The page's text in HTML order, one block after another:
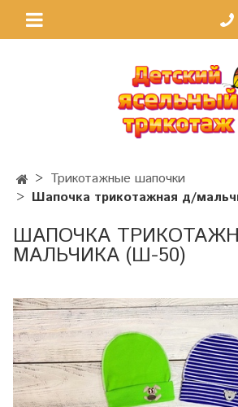
Трикотажные шапочки
Шапочка трикотажная д/
ШАПОЧКА
МАЛЬЧИКА (Ш-50)